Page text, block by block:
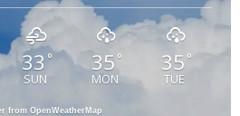
33 °
SUN
35 °
MON
35 °
TUE
from OpenWeatherMap